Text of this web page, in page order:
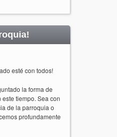
esté con todos!
la forma de
tiempo. Sea con
de la parroquia o
profundamente